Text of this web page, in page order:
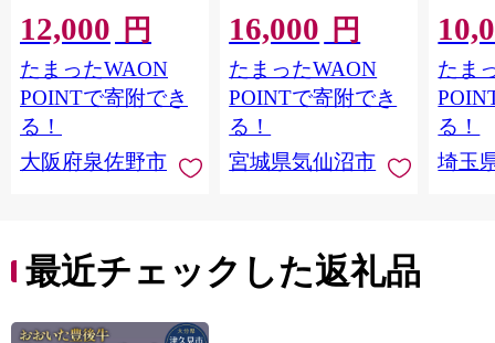
ぎゅうたん スライス
訳あり サイズ不揃
い】 G4721
12,000 円
たまったWAON
POINTで寄附でき
る！
大阪府泉佐野市
20564660] 肉 牛肉 精肉
牛たん 牛タン塩 牛た
ん塩 冷凍 焼肉 BBQ ア
ウトドア バーベキュ
ー 厚切り タン
16,000 円
たまったWAON
POINTで寄附でき
る！
宮城県気仙沼市
保存
淡路島
ポーク
き肉
ず 惣
まみ
んのお
たま
る！
埼玉
最近チェックした返礼品